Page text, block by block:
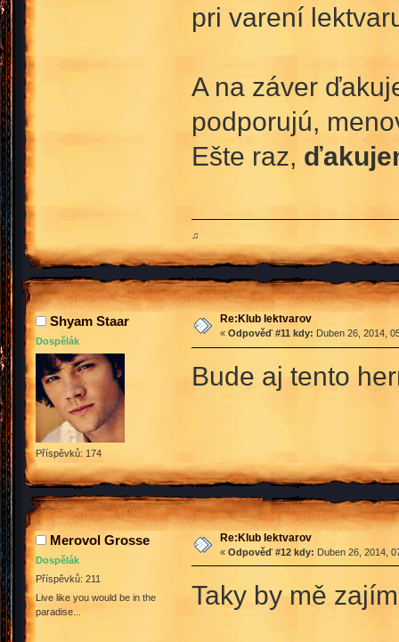
pri varení
A na záver
podporujú,
Ešte raz,
♫
Shyam Staar
Dospělák
Příspěvků: 174
Re:Klub lektvarov
« Odpověď #11 kdy: Duben 26, 2014,
Bude aj tento
Merovol Grosse
Dospělák
Příspěvků: 211
Live like you would be in the
paradise...
Re:Klub lektvarov
« Odpověď #12 kdy: Duben 26, 2014,
Taky by mě